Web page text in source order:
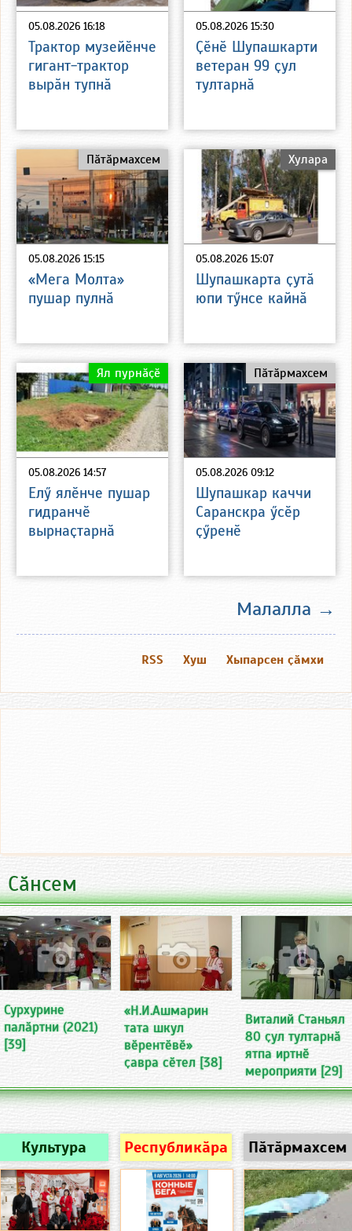
05.08.2026 16:18
Трактор музейӗнче
гигант-трактор
вырӑн тупнӑ
05.08.2026 15:30
Ҫӗнӗ Шупашкарти
ветеран 99 ҫул
тултарнӑ
05.08.2026 15:15
Пӑтӑрмахсем
«Мега Молта»
пушар пулнӑ
05.08.2026 15:07
Хулара
Шупашкарта ҫутӑ
юпи тӳнсе кайнӑ
05.08.2026 14:57
Ял пурнӑҫӗ
Елӳ ялӗнче пушар
гидранчӗ
вырнаҫтарнӑ
05.08.2026 09:12
Пӑтӑрмахсем
Шупашкар каччи
Саранскра ӳсӗр
ҫӳренӗ
Малалла →
Хыпарсен ҫӑмхи
Хуш
RSS
Сӑнсем
Сурхурине
палӑртни (2021)
[39]
«Н.И.Ашмарин
тата шкул
вӗрентӗвӗ»
ҫавра сӗтел[38]
Виталий Станьял
80 ҫул тултарнӑ
ятпа иртнӗ
мероприяти [29]
Культура Республикӑра Пӑтӑрмахсем